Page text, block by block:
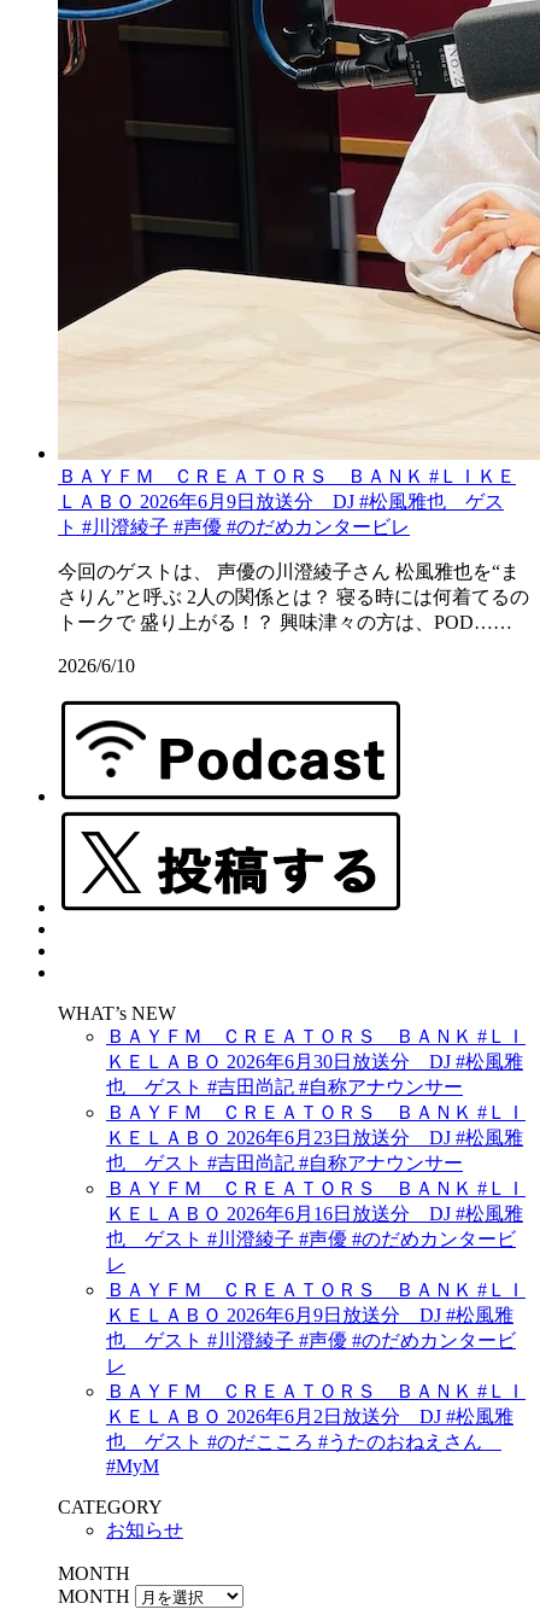
ＢＡＹＦＭ ＣＲＥＡＴＯＲＳ ＢＡＮＫ #ＬＩＫＥ
ＬＡＢＯ 2026年6月9日放送分 DJ #松風雅也 ゲス
ト #川澄綾子 #声優 #のだめカンタービレ
今回のゲストは、 声優の川澄綾子さん 松風雅也を“ま
さりん”と呼ぶ 2人の関係とは？ 寝る時には何着てるの
トークで 盛り上がる！？ 興味津々の方は、POD……
2026/6/10
WHAT’s NEW
ＢＡＹＦＭ ＣＲＥＡＴＯＲＳ ＢＡＮＫ #ＬＩ
ＫＥＬＡＢＯ 2026年6月30日放送分 DJ #松風雅
也 ゲスト #吉田尚記 #自称アナウンサー
ＢＡＹＦＭ ＣＲＥＡＴＯＲＳ ＢＡＮＫ #ＬＩ
ＫＥＬＡＢＯ 2026年6月23日放送分 DJ #松風雅
也 ゲスト #吉田尚記 #自称アナウンサー
ＢＡＹＦＭ ＣＲＥＡＴＯＲＳ ＢＡＮＫ #ＬＩ
ＫＥＬＡＢＯ 2026年6月16日放送分 DJ #松風雅
也 ゲスト #川澄綾子 #声優 #のだめカンタービ
レ
ＢＡＹＦＭ ＣＲＥＡＴＯＲＳ ＢＡＮＫ #ＬＩ
ＫＥＬＡＢＯ 2026年6月9日放送分 DJ #松風雅
也 ゲスト #川澄綾子 #声優 #のだめカンタービ
レ
ＢＡＹＦＭ ＣＲＥＡＴＯＲＳ ＢＡＮＫ #ＬＩ
ＫＥＬＡＢＯ 2026年6月2日放送分 DJ #松風雅
也 ゲスト #のだこころ #うたのおねえさん
#MyM
CATEGORY
お知らせ
MONTH
MONTH